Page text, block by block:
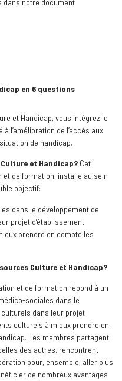
dans notre document
en 6 questions
et Handicap, vous intégrez le
l’amélioration de l’accès aux
de handicap.
Culture et Handicap? Cet
de formation, installé au sein
objectif:
dans le développement de
projet d’établissement
prendre en compte les
Culture et Handicap?
et de formation répond à un
sociales dans le
dans leur projet
culturels à mieux prendre en
Les membres partagent
des autres, rencontrent
pour, ensemble, aller plus
de nombreux avantages